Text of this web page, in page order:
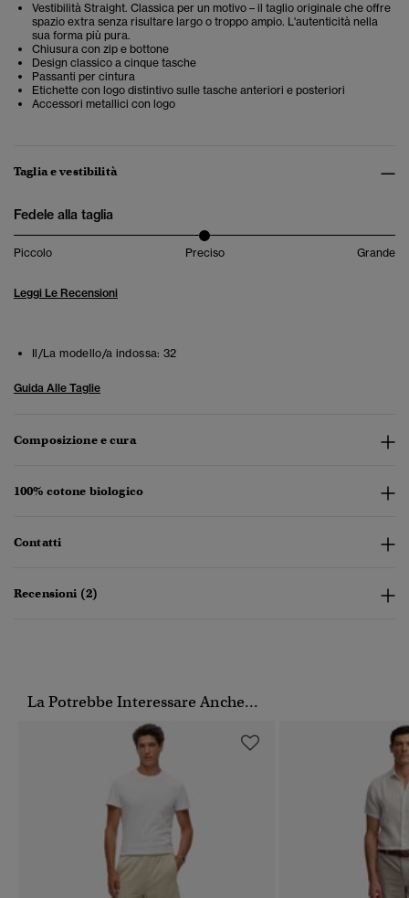
Vestibilità Straight. Classica per un motivo – il taglio originale che offre
spazio extra senza risultare largo o troppo ampio. L'autenticità nella
sua forma più pura.
Chiusura con zip e bottone
Design classico a cinque tasche
Passanti per cintura
Etichette con logo distintivo sulle tasche anteriori e posteriori
Accessori metallici con logo
Taglia e vestibilità
Fedele alla taglia
Piccolo Preciso Grande
Leggi Le Recensioni
Il/La modello/a indossa: 32
Guida Alle Taglie
Composizione e cura
100% cotone biologico
Contatti
Recensioni (2)
La Potrebbe Interessare Anche...